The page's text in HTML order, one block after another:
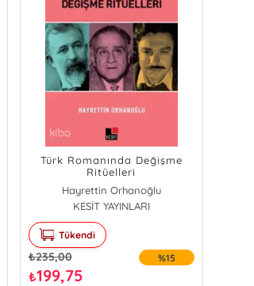
Türk Romanında Değişme
Ritüelleri
Hayrettin Orhanoğlu
KESİT YAYINLARI
Tükendi
₺235,00
₺199,75
%15